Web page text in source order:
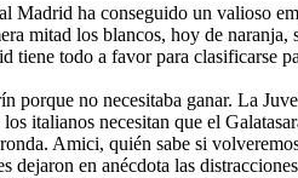
Madrid ha conseguido un valioso
mitad los blancos, hoy de
todo a favor para clasificarse
porque no necesitaba ganar. La
italianos necesitan que el
Amici, quién sabe si
en anécdota las